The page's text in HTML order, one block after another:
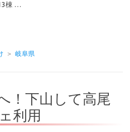
棟 …
＞ 岐阜県
！下山して高尾
利用